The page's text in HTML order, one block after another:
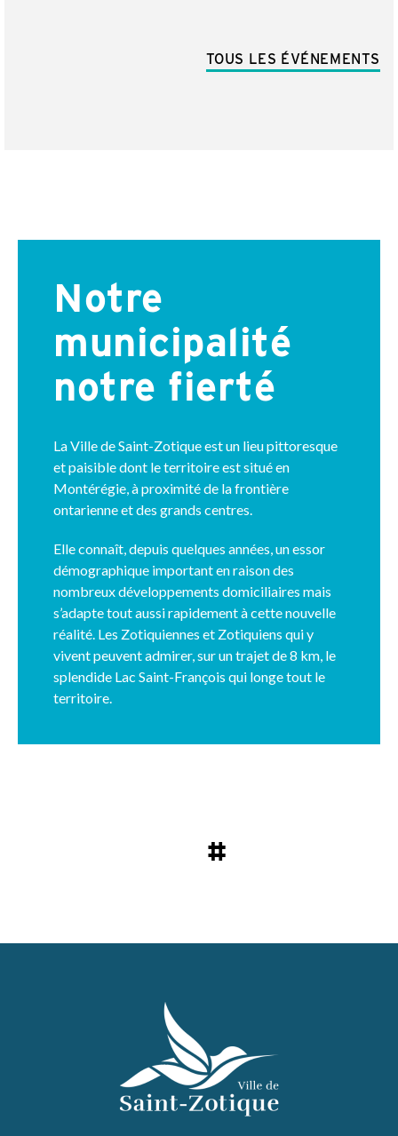
TOUS LES ÉVÉNEMENTS
Notre
municipalité
notre fierté
La Ville de Saint-Zotique est un lieu pittoresque
et paisible dont le territoire est situé en
Montérégie, à proximité de la frontière
ontarienne et des grands centres.
Elle connaît, depuis quelques années, un essor
démographique important en raison des
nombreux développements domiciliaires mais
s’adapte tout aussi rapidement à cette nouvelle
réalité. Les Zotiquiennes et Zotiquiens qui y
vivent peuvent admirer, sur un trajet de 8 km, le
splendide Lac Saint-François qui longe tout le
territoire.
#